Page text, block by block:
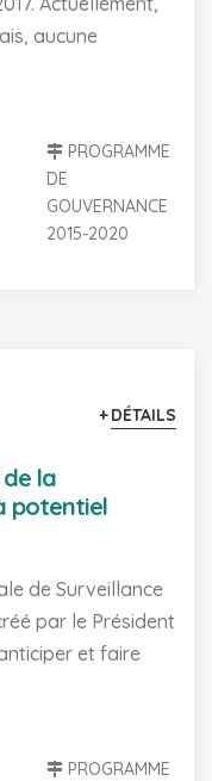
aucune
PROGRAMME
DE
GOUVERNANCE
2015-2020
DÉTAILS
la
potentiel
de Surveillance
par le Président
et faire
PROGRAMME